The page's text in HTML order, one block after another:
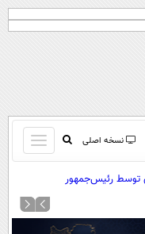
نسخه اصلی
باز
و
کردن
توسط رئیس‌جمهور